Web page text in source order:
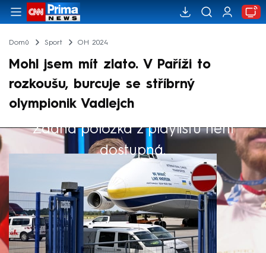
Domů Sport OH 2024
Mohl jsem mít zlato. V Paříži to
rozkoušu, burcuje se stříbrný
olympionik Vadlejch
Žádná položka z playlistu není
dostupná.
Výběr redakce